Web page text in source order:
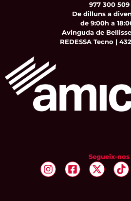
977 300 509
De dilluns a
de 9:00h a
Avinguda de
REDESSA Tecno |
Segueix-nos